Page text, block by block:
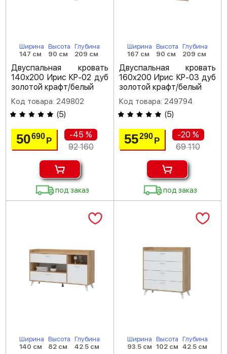
Ширина
147 см
Высота
90 см
Глубина
209 см
Двуспальная кровать
140х200 Ирис КР-02 дуб
золотой крафт/белый
Код товара: 249802
(5)
50690Р
-45 %
92 160
под заказ
Ширина
167 см
Высота
90 см
Глубина
209 см
Двуспальная кровать
160х200 Ирис КР-03 дуб
золотой крафт/белый
Код товара: 249794
(5)
55290 Р
-20 %
69 110
под заказ
Ширина
140 см
Высота
82 см
Глубина
42.5 см
Ширина
93.5 см
Высота
102 см
Глубина
42.5 см